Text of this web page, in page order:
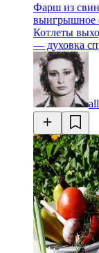
Фарш из
выигрышное
Котлеты
— духовка